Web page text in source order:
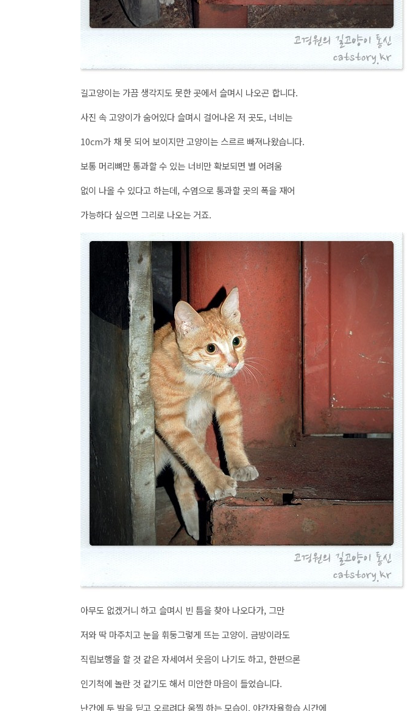
길고양이는 가끔 생각지도 못한 곳에서 슬며시 나오곤 합니다.
사진 속 고양이가 숨어있다 슬며시 걸어나온 저 곳도, 너비는
10cm가 채 못 되어 보이지만 고양이는 스르르 빠져나왔습니다.
보통 머리뼈만 통과할 수 있는 너비만 확보되면 별 어려움
없이 나올 수 있다고 하는데, 수염으로 통과할 곳의 폭을 재어
가능하다 싶으면 그리로 나오는 거죠.
아무도 없겠거니 하고 슬며시 빈 틈을 찾아 나오다가, 그만
저와 딱 마주치고 눈을 휘둥그렇게 뜨는 고양이. 금방이라도
직립보행을 할 것 같은 자세여서 웃음이 나기도 하고, 한편으론
인기척에 놀란 것 같기도 해서 미안한 마음이 들었습니다.
난간에 두 발을 딛고 오르려다 움찔 하는 모습이, 야간자율학습 시간에